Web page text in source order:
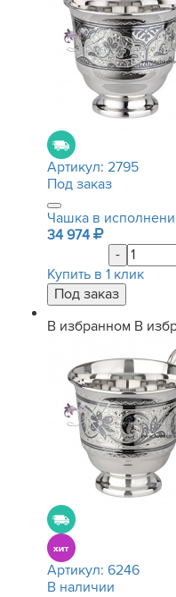
Артикул: 2795
Под заказ
Чашка в
34 974
-
Купить в 1 клик
В избранном В
Артикул: 6246
В наличии